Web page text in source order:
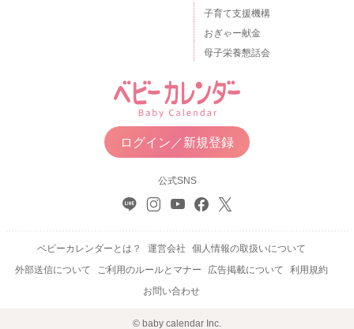
子育て支援機構
おぎゃー献金
母子栄養懇話会
ログイン／新規登録
公式SNS
ベビーカレンダーとは？ 運営会社
個人情報の取扱いについて
外部送信について
ご利用のルールとマナー 広告掲載について
利用規約
お問い合わせ
© baby calendar Inc.